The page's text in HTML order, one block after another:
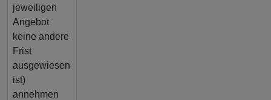
jeweiligen
Angebot
keine andere
Frist
ausgewiesen
ist)
annehmen